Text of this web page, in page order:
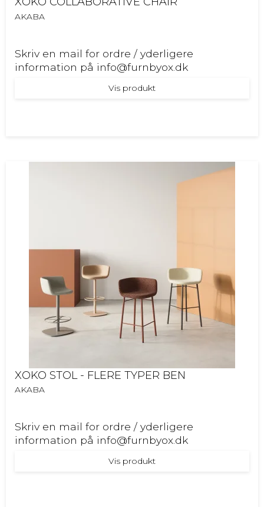
AKABA
Skriv en mail for ordre / yderligere
information på info@furnbyox.dk
Vis produkt
XOKO STOL - FLERE TYPER BEN
AKABA
Skriv en mail for ordre / yderligere
information på info@furnbyox.dk
Vis produkt